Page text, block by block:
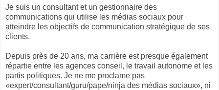
Je suis un consultant et un gestionnaire des
communications qui utilise les médias sociaux pour
atteindre les objectifs de communication stratégique de ses
clients.
Depuis près de 20 ans, ma carrière est presque également
répartie entre les agences conseil, le travail autonome et les
partis politiques. Je ne me proclame pas
«expert/consultant/guru/pape/ninja des médias sociaux», ni